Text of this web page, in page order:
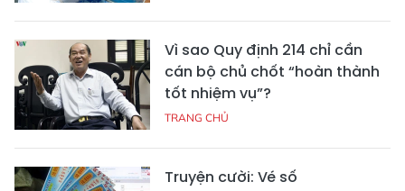
Vì sao Quy định 214 chỉ cần
cán bộ chủ chốt “hoàn thành
tốt nhiệm vụ”?
TRANG CHỦ
Truyện cười: Vé số